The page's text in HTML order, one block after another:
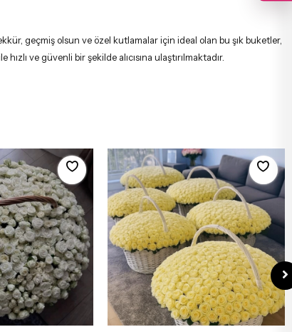
geçmiş olsun ve özel kutlamalar için ideal olan bu şık buketler,
ve güvenli bir şekilde alıcısına ulaştırılmaktadır.